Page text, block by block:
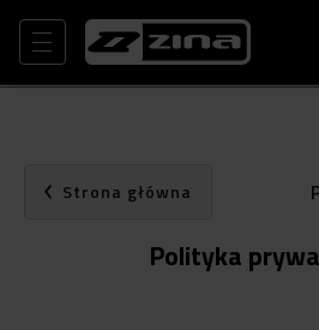
Strona główna
Polityka